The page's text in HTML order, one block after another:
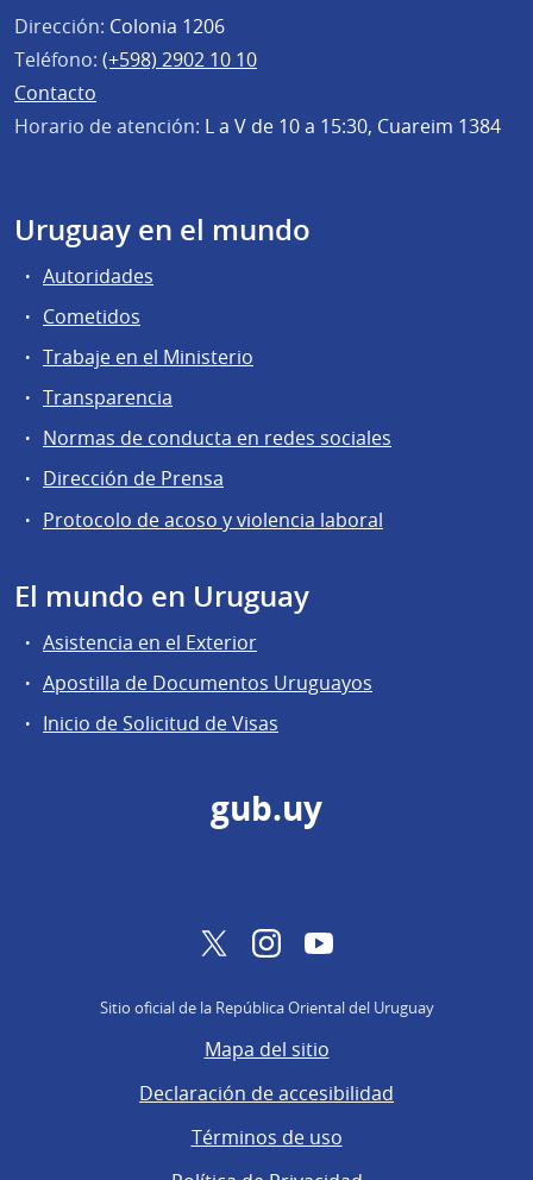
Dirección: Colonia 1206
Teléfono: (+598) 2902 10 10
Contacto
Horario de atención: L a V de 10 a 15:30, Cuareim 1384
Uruguay en el mundo
Autoridades
Cometidos
Trabaje en el Ministerio
Transparencia
Normas de conducta en redes sociales
Dirección de Prensa
Protocolo de acoso y violencia laboral
El mundo en Uruguay
Asistencia en el Exterior
Apostilla de Documentos Uruguayos
Inicio de Solicitud de Visas
gub.uy
TwitterInstagramYouTube
Sitio oficial de la República Oriental del Uruguay
Mapa del sitio
Declaración de accesibilidad
Términos de uso